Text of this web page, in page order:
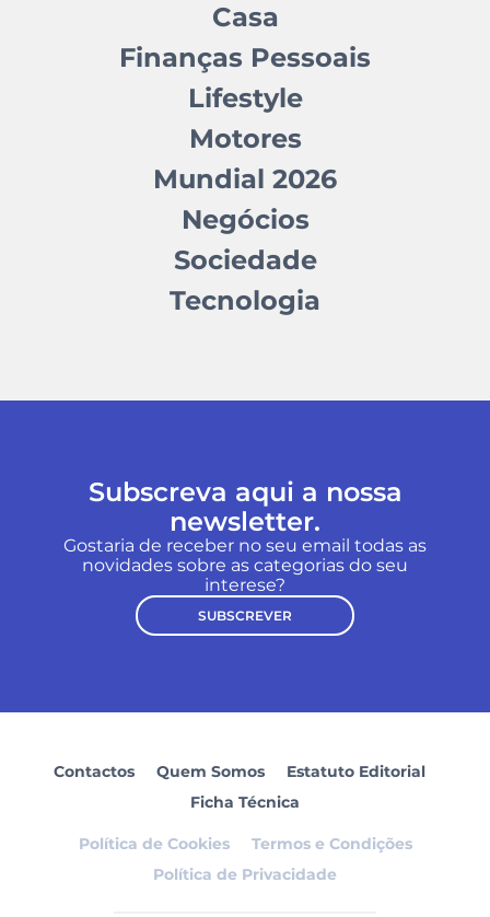
Casa
Finanças Pessoais
Lifestyle
Motores
Mundial 2026
Negócios
Sociedade
Tecnologia
Subscreva aqui a nossa
newsletter.
Gostaria de receber no seu email todas as
novidades sobre as categorias do seu
interese?
SUBSCREVER
Contactos Quem Somos
Estatuto Editorial
Ficha Técnica
Política de Cookies
Termos e Condições
Política de Privacidade